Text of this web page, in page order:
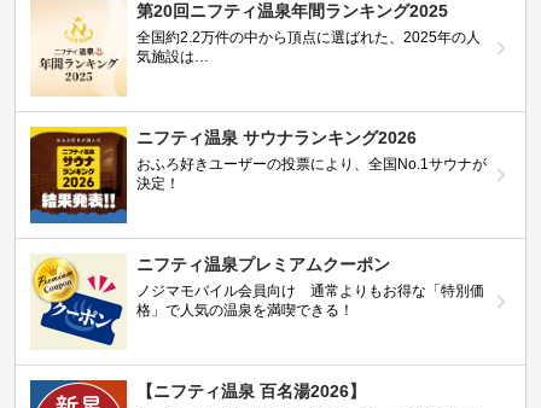
第20回ニフティ温泉年間ランキング2025
全国約2.2万件の中から頂点に選ばれた、2025年の人
気施設は…
ニフティ温泉 サウナランキング2026
おふろ好きユーザーの投票により、全国No.1サウナが
決定！
ニフティ温泉プレミアムクーポン
ノジマモバイル会員向け 通常よりもお得な「特別価
格」で人気の温泉を満喫できる！
【ニフティ温泉 百名湯2026】